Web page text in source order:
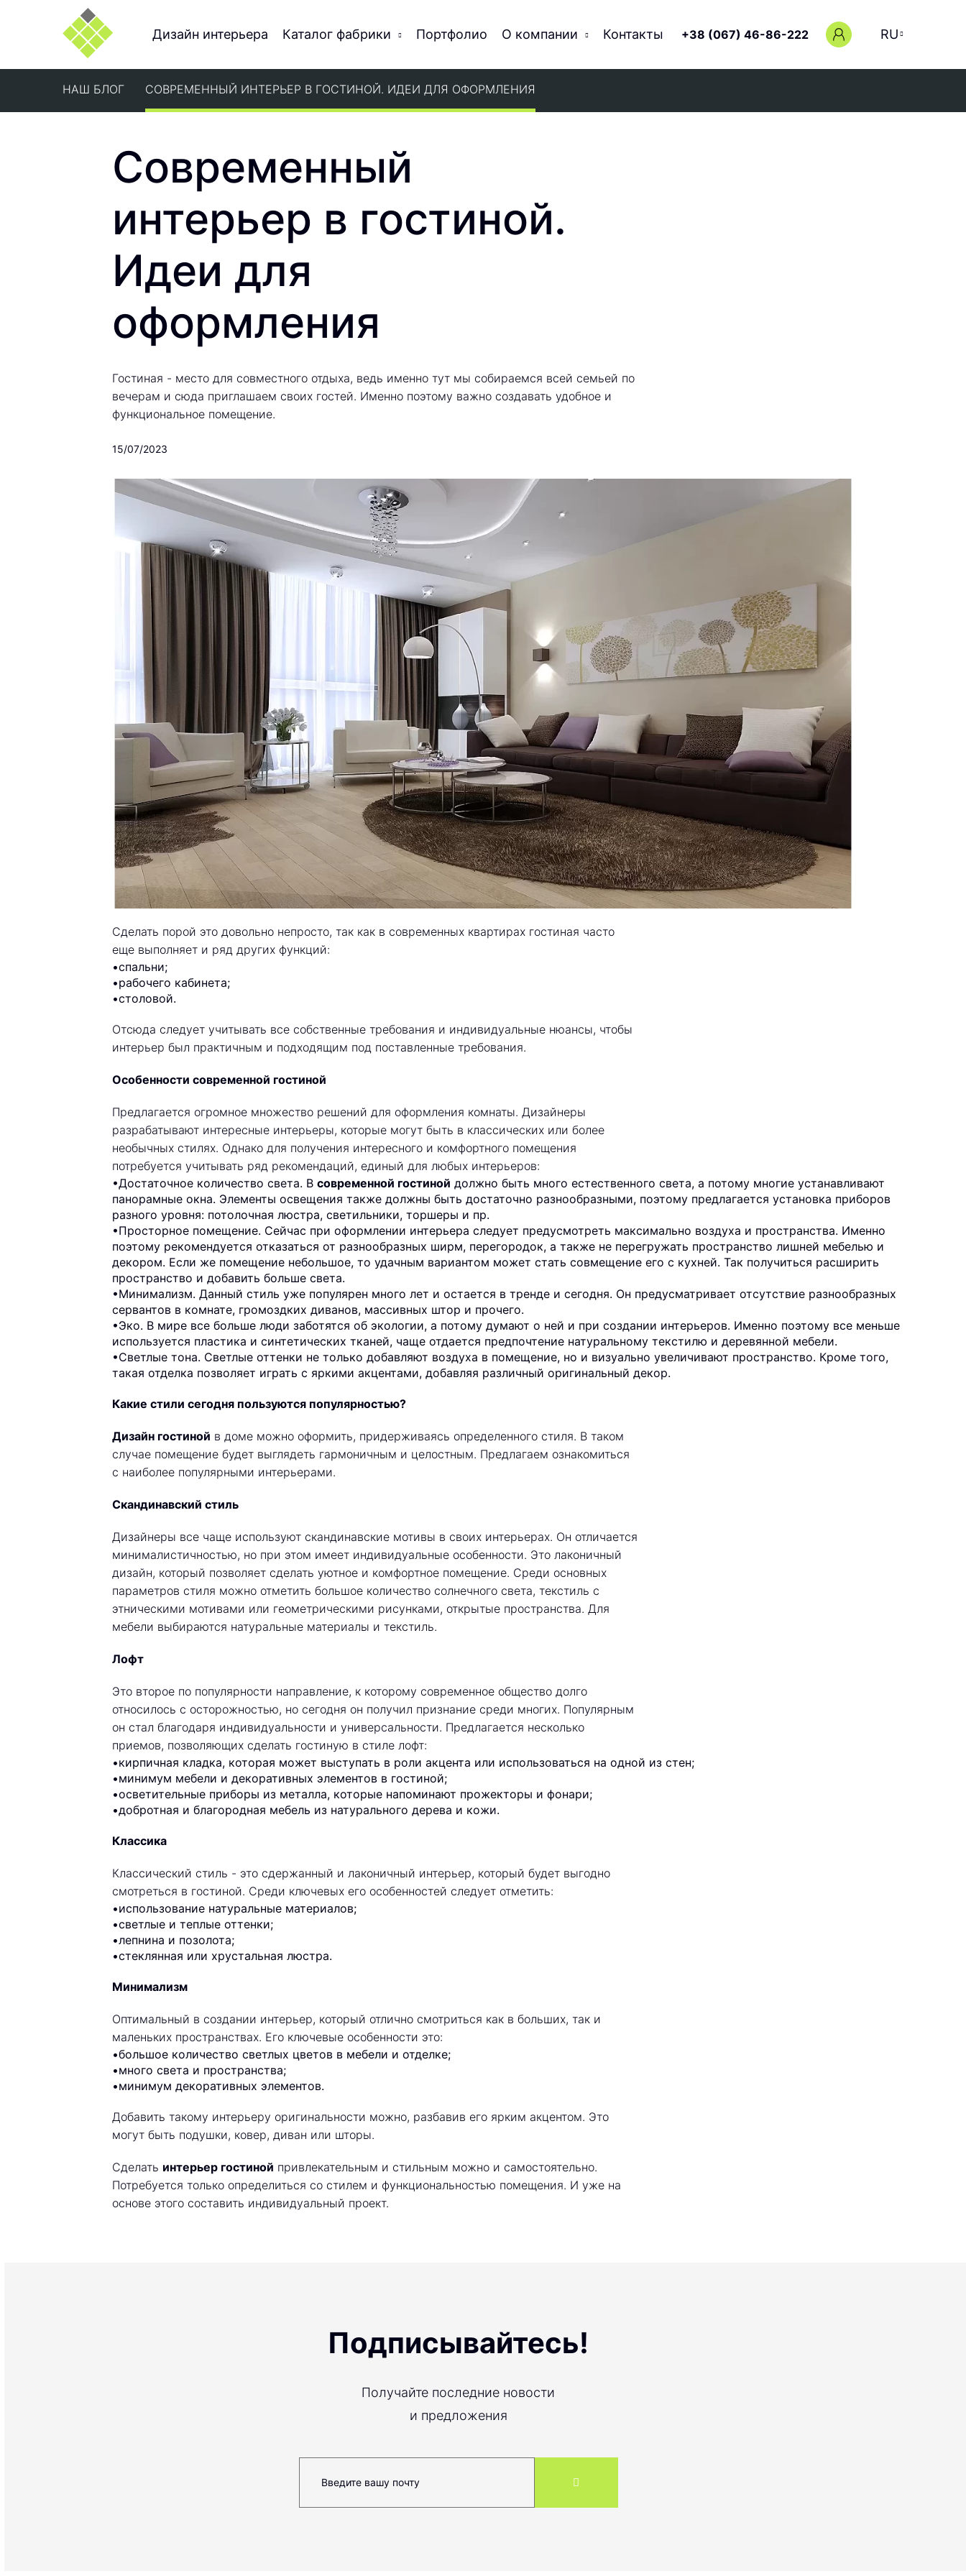
Дизайн интерьера Каталог фабрики Портфолио О компании Контакты +38 (067) 46-86-222 RU
НАШ БЛОГ СОВРЕМЕННЫЙ ИНТЕРЬЕР В ГОСТИНОЙ. ИДЕИ ДЛЯ ОФОРМЛЕНИЯ
Современный
интерьер в гостиной.
Идеи для
оформления
Гостиная - место для совместного отдыха, ведь именно тут мы собираемся всей семьей по
вечерам и сюда приглашаем своих гостей. Именно поэтому важно создавать удобное и
функциональное помещение.
15/07/2023
Сделать порой это довольно непросто, так как в современных квартирах гостиная часто
еще выполняет и ряд других функций:
•спальни;
•рабочего кабинета;
•столовой.
Отсюда следует учитывать все собственные требования и индивидуальные нюансы, чтобы
интерьер был практичным и подходящим под поставленные требования.
Особенности современной гостиной
Предлагается огромное множество решений для оформления комнаты. Дизайнеры
разрабатывают интересные интерьеры, которые могут быть в классических или более
необычных стилях. Однако для получения интересного и комфортного помещения
потребуется учитывать ряд рекомендаций, единый для любых интерьеров:
•Достаточное количество света. В современной гостиной должно быть много естественного света, а потому многие устанавливают
панорамные окна. Элементы освещения также должны быть достаточно разнообразными, поэтому предлагается установка приборов
разного уровня: потолочная люстра, светильники, торшеры и пр.
•Просторное помещение. Сейчас при оформлении интерьера следует предусмотреть максимально воздуха и пространства. Именно
поэтому рекомендуется отказаться от разнообразных ширм, перегородок, а также не перегружать пространство лишней мебелью и
декором. Если же помещение небольшое, то удачным вариантом может стать совмещение его с кухней. Так получиться расширить
пространство и добавить больше света.
•Минимализм. Данный стиль уже популярен много лет и остается в тренде и сегодня. Он предусматривает отсутствие разнообразных
сервантов в комнате, громоздких диванов, массивных штор и прочего.
•Эко. В мире все больше люди заботятся об экологии, а потому думают о ней и при создании интерьеров. Именно поэтому все меньше
используется пластика и синтетических тканей, чаще отдается предпочтение натуральному текстилю и деревянной мебели.
•Светлые тона. Светлые оттенки не только добавляют воздуха в помещение, но и визуально увеличивают пространство. Кроме того,
такая отделка позволяет играть с яркими акцентами, добавляя различный оригинальный декор.
Какие стили сегодня пользуются популярностью?
Дизайн гостиной в доме можно оформить, придерживаясь определенного стиля. В таком
случае помещение будет выглядеть гармоничным и целостным. Предлагаем ознакомиться
с наиболее популярными интерьерами.
Скандинавский стиль
Дизайнеры все чаще используют скандинавские мотивы в своих интерьерах. Он отличается
минималистичностью, но при этом имеет индивидуальные особенности. Это лаконичный
дизайн, который позволяет сделать уютное и комфортное помещение. Среди основных
параметров стиля можно отметить большое количество солнечного света, текстиль с
этническими мотивами или геометрическими рисунками, открытые пространства. Для
мебели выбираются натуральные материалы и текстиль.
Лофт
Это второе по популярности направление, к которому современное общество долго
относилось с осторожностью, но сегодня он получил признание среди многих. Популярным
он стал благодаря индивидуальности и универсальности. Предлагается несколько
приемов, позволяющих сделать гостиную в стиле лофт:
•кирпичная кладка, которая может выступать в роли акцента или использоваться на одной из стен;
•минимум мебели и декоративных элементов в гостиной;
•осветительные приборы из металла, которые напоминают прожекторы и фонари;
•добротная и благородная мебель из натурального дерева и кожи.
Классика
Классический стиль - это сдержанный и лаконичный интерьер, который будет выгодно
смотреться в гостиной. Среди ключевых его особенностей следует отметить:
•использование натуральные материалов;
•светлые и теплые оттенки;
•лепнина и позолота;
•стеклянная или хрустальная люстра.
Минимализм
Оптимальный в создании интерьер, который отлично смотриться как в больших, так и
маленьких пространствах. Его ключевые особенности это:
•большое количество светлых цветов в мебели и отделке;
•много света и пространства;
•минимум декоративных элементов.
Добавить такому интерьеру оригинальности можно, разбавив его ярким акцентом. Это
могут быть подушки, ковер, диван или шторы.
Сделать интерьер гостиной привлекательным и стильным можно и самостоятельно.
Потребуется только определиться со стилем и функциональностью помещения. И уже на
основе этого составить индивидуальный проект.
Подписывайтесь!
Получайте последние новости
и предложения